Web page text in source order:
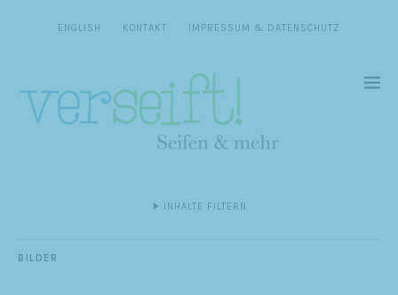
ENGLISH KONTAKT IMPRESSUM & DATENSCHUTZ
INHALTE FILTERN
BILDER